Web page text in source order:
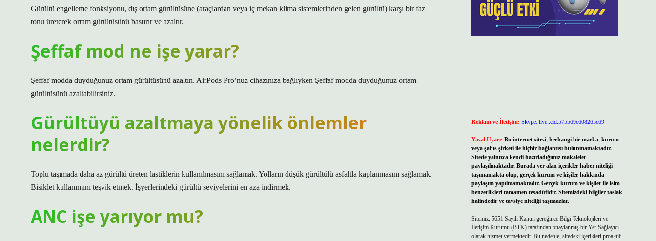
Gürültü engelleme fonksiyonu, dış ortam gürültüsüne (araçlardan veya iç mekan klima sistemlerinden gelen gürültü) karşı bir faz
tonu üreterek ortam gürültüsünü bastırır ve azaltır.
Şeffaf mod ne işe yarar?
Şeffaf modda duyduğunuz ortam gürültüsünü azaltın. AirPods Pro’nuz cihazınıza bağlıyken Şeffaf modda duyduğunuz ortam
gürültüsünü azaltabilirsiniz.
Gürültüyü azaltmaya yönelik önlemler
nelerdir?
Toplu taşımada daha az gürültü üreten lastiklerin kullanılmasını sağlamak. Yolların düşük gürültülü asfaltla kaplanmasını sağlamak.
Bisiklet kullanımını teşvik etmek. İşyerlerindeki gürültü seviyelerini en aza indirmek.
ANC işe yarıyor mu?
Reklam ve İletişim: Skype: live:.cid.575569c608265c69
Yasal Uyarı: Bu internet sitesi, herhangi bir marka, kurum
veya şahıs şirketi ile hiçbir bağlantısı bulunmamaktadır.
Sitede yalnızca kendi hazırladığımız makaleler
paylaşılmaktadır. Burada yer alan içerikler haber niteliği
taşımamakta olup, gerçek kurum ve kişiler hakkında
paylaşım yapılmamaktadır. Gerçek kurum ve kişiler ile isim
benzerlikleri tamamen tesadüfidir. Sitemizdeki bilgiler taslak
halindedir ve tavsiye niteliği taşımazlar.
Sitemiz, 5651 Sayılı Kanun gereğince Bilgi Teknolojileri ve
İletişim Kurumu (BTK) tarafından onaylanmış bir Yer Sağlayıcı
olarak hizmet vermektedir. Bu nedenle, sitedeki içerikleri proaktif